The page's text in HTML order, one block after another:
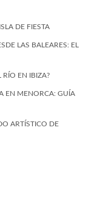
DE FIESTA
LAS BALEARES: EL
RÍO EN IBIZA?
EN MENORCA: GUÍA
ARTÍSTICO DE